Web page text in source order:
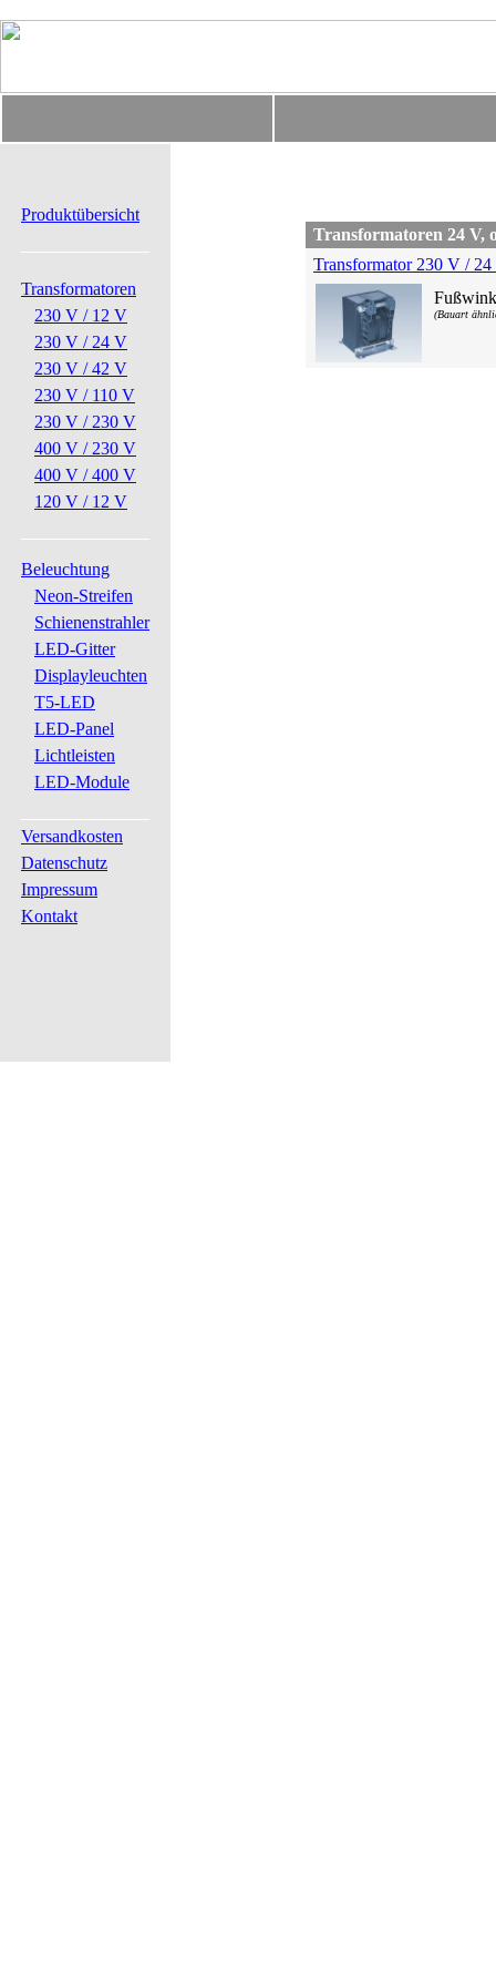
Produktübersicht
Transformatoren
230 V / 12 V
230 V / 24 V
230 V / 42 V
230 V / 110 V
230 V / 230 V
400 V / 230 V
400 V / 400 V
120 V / 12 V
Beleuchtung
Neon-Streifen
Schienenstrahler
LED-Gitter
Displayleuchten
T5-LED
LED-Panel
Lichtleisten
LED-Module
Versandkosten
Datenschutz
Impressum
Kontakt
Transformatoren 24 V,
Transformator 230 V /
(Bauart